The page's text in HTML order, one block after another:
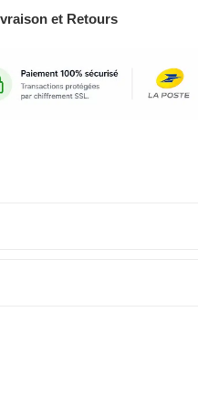
et Retours